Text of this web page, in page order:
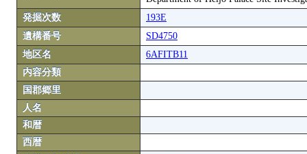
発掘次数
193E
遺構番号
SD4750
地区名
6AFITB11
内容分類
国郡郷里
人名
和暦
西暦